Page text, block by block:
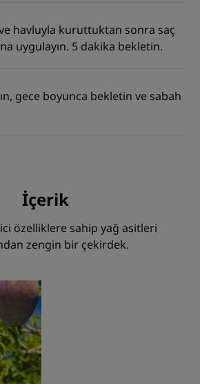
havluyla kuruttuktan sonra saç
uygulayın. 5 dakika bekletin.
gece boyunca bekletin ve sabah
İçerik
özelliklere sahip yağ asitleri
zengin bir çekirdek.